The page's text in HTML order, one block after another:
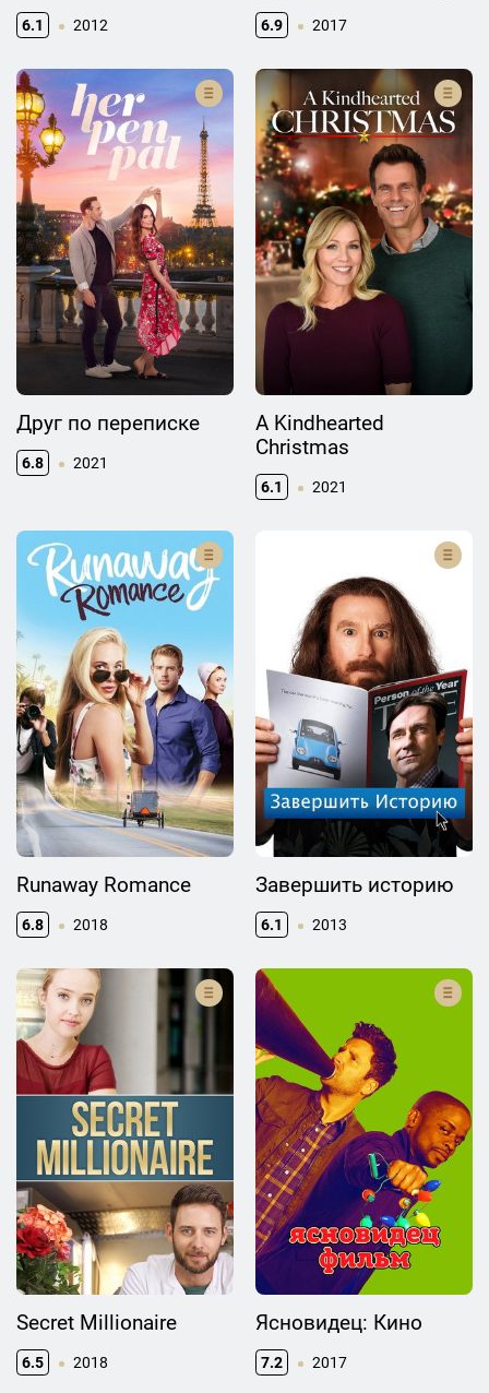
6.1 2012 6.9 2017
Друг по переписке
6.8 2021
A Kindhearted
Christmas
6.1 2021
Runaway Romance
6.8 2018
Завершить историю
6.1 2013
Secret Millionaire
6.5 2018
Ясновидец: Кино
7.2 2017